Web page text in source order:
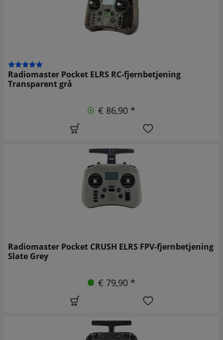
Radiomaster Pocket ELRS RC-fjernbetjening
Transparent grå
€ 86,90 *
Radiomaster Pocket CRUSH ELRS FPV-fjernbetjening
Slate Grey
€ 79,90 *